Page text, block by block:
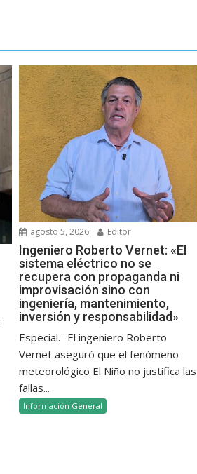
agosto 5, 2026 Editor
Ingeniero Roberto Vernet: «El
sistema eléctrico no se
recupera con propaganda ni
improvisación sino con
ingeniería, mantenimiento,
inversión y responsabilidad»
Especial.- El ingeniero Roberto
Vernet aseguró que el fenómeno
meteorológico El Niño no justifica las
fallas...
Información General